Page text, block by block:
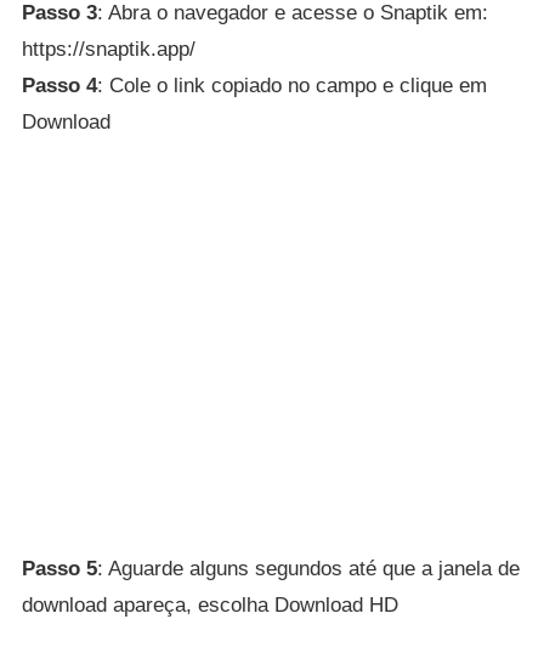
Passo 3: Abra o navegador e acesse o Snaptik em:
https://snaptik.app/
Passo 4: Cole o link copiado no campo e clique em
Download
Passo 5: Aguarde alguns segundos até que a janela de
download apareça, escolha Download HD